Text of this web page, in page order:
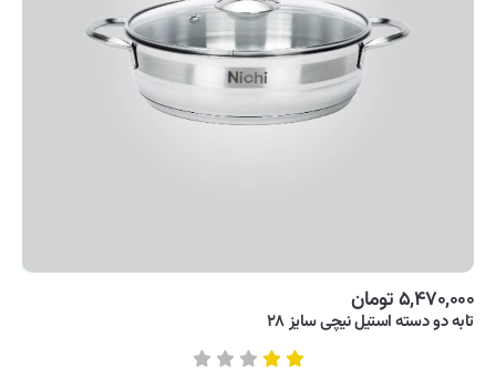
۵,۴۷۰,۰۰۰ تومان
تابه دو دسته استیل نیچی سایز ۲۸